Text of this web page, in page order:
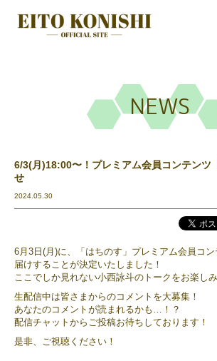
NEWS
6/3(月)18:00〜！プレミアム会員コンテンツ
せ
2024.05.30
6月3日(月)に、「はちのす」プレミアム会員コ
届けすることが決定いたしました！
ここでしか見れない小西詠斗のトークをお楽し
生配信中は皆さまからのコメントを大募集！
あなたのコメントが読まれるかも…！？
配信チャットからご投稿お待ちしております！
是非、ご視聴ください！